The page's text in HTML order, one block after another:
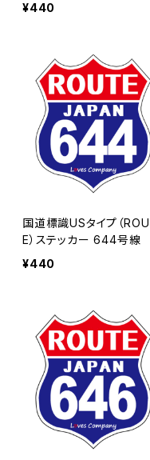
¥440
国道標識USタイプ（
E）ステッカー 644号線
¥440